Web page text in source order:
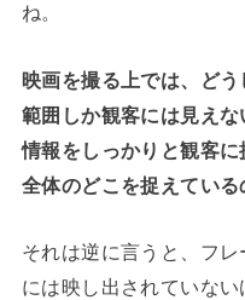
ね。
映画を撮る上では、ど
範囲しか観客には見え
情報をしっかりと観客
全体のどこを捉えている
それは逆に言うと、フ
には映し出されていな